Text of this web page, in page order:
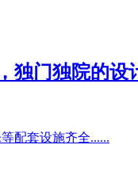
独门独院的设
配套设施齐全......